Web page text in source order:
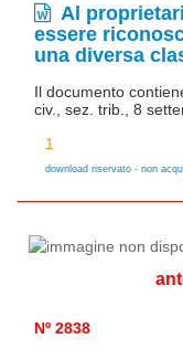
Al
essere
una diversa
Il documento
civ., sez. trib., 8
download riservato - non
Nº 2838